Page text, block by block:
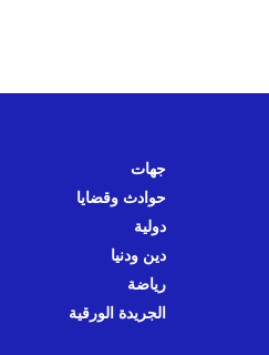
جهات
حوادث وقضايا
دولية
دين ودنيا
رياضة
الجريدة الورقية